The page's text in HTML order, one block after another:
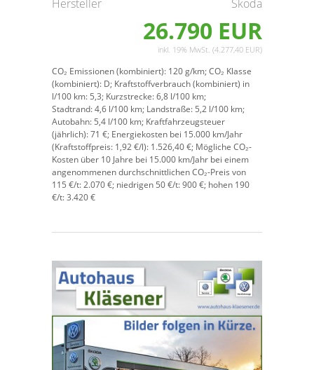
Hersteller Skoda
26.790 EUR
inkl. 19% MwSt. (4.277,40 EUR)
CO₂ Emissionen (kombiniert): 120 g/km;CO₂ Klasse
(kombiniert): D; Kraftstoffverbrauch (kombiniert) in
l/100 km: 5,3; Kurzstrecke:6,8 l/100 km;
Stadtrand:4,6 l/100 km; Landstraße: 5,2 l/100 km;
Autobahn: 5,4 l/100 km; Kraftfahrzeugsteuer
(jährlich):71 €; Energiekosten bei 15.000 km/Jahr
(Kraftstoffpreis: 1,92€/l): 1.526,40 €; Mögliche CO₂-
Kosten über 10 Jahre bei 15.000 km/Jahr bei einem
angenommenen durchschnittlichen CO₂-Preis von
115 €/t:2.070 €; niedrigen 50 €/t: 900 €; hohen 190
€/t: 3.420 €